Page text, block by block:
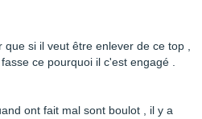
si il veut être enlever de ce top ,
ce pourquoi il c'est engagé .
ont fait mal sont boulot , il y a